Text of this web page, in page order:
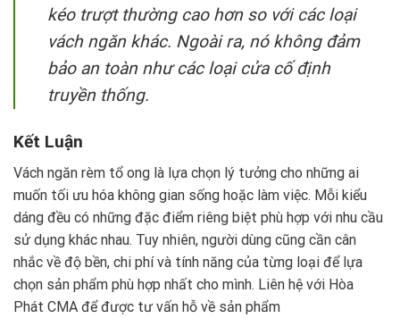
kéo trượt thường cao hơn so với các loại
vách ngăn khác. Ngoài ra, nó không đảm
bảo an toàn như các loại cửa cố định
truyền thống.
Kết Luận
Vách ngăn rèm tổ ong là lựa chọn lý tưởng cho những ai
muốn tối ưu hóa không gian sống hoặc làm việc. Mỗi kiểu
dáng đều có những đặc điểm riêng biệt phù hợp với nhu cầu
sử dụng khác nhau. Tuy nhiên, người dùng cũng cần cân
nhắc về độ bền, chi phí và tính năng của từng loại để lựa
chọn sản phẩm phù hợp nhất cho mình. Liên hệ với Hòa
Phát CMA để được tư vấn hỗ về sản phẩm